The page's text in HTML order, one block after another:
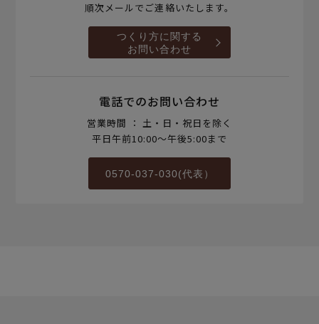
順次メールでご連絡いたします。
つくり方に関する
お問い合わせ
電話でのお問い合わせ
営業時間 ： 土・日・祝日を除く
平日午前10:00～午後5:00まで
0570-037-030(代表）